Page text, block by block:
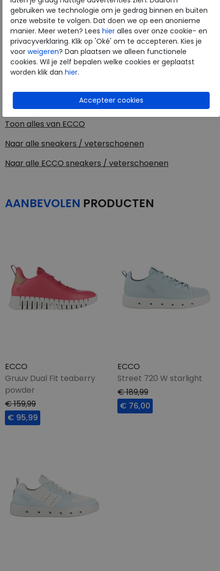
ECCO
Toon alles van ECCO
Naar alle sneakers / veterschoenen
Naar alle ECCO sneakers / veterschoenen
Fabrikantcode
43000301118
Bestelcode
230.50.000015
Kleur
Rose dust
Materiaal
Leer
Uitneembaar voetbed
AANBEVOLEN PRODUCTEN
ECCO
Gruuv Dual Fit teaberry
powder
€ 159,99
€ 95,99
ECCO
Street 720 W starlight
€ 189,99
€ 76,00
gebruiken we technologie om je gedrag binnen en buiten
onze website te volgen. Dat doen we op een anonieme
manier. Meer weten? Lees hier alles over onze cookie- en
privacyverklaring. Klik op 'Oké' om te accepteren. Kies je
voor weigeren? Dan plaatsen we alleen functionele
cookies. Wil je zelf bepalen welke cookies er geplaatst
worden klik dan hier.